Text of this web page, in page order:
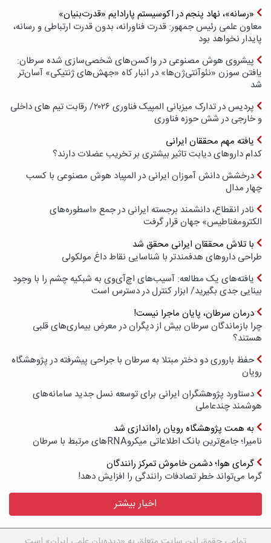
«رسانه»، نهاد پنجم در اکوسیستم پارادایم «قدرت‌بنیان»
معاون علمی رئیس جمهور: قدرت فناورانه، بدون قدرت ارتباطی و رسانه،
پایدار نخواهد بود
پیشروی هوش مصنوعی در واکسن‌های شخصی‌سازی شده سرطان:
یافتن سوزن «نئوآنتی‌ژن‌ها» در انبار کاه «جهش‌های ژنتیکی» آسان‌تر
شد
پردیس در تدارک میزبانی المپیک فناوری ۲۰۲۶/ رقابت تیم های داخلی
و خارجی در شش حوزه فناوری
یافته مهم محققان ایرانی
کدام داروهای دیابت تاثیر بیشتری بر تخریب عضلات دارند؟
درخشش دانش آموزان ایرانی در المپیاد هوش مصنوعی با کسب
چهار مدال
نادر انقطاع، دانشمند برجسته ایرانی در جمع «اسطوره‌های
الکترومغناطیس» جهان قرار گرفت
با تلاش محققان ایرانی محقق شد
طراحی داروهای هدفمندتر با شناسایی نقاط داغ مولکولی
یافته‌های یک مطالعه: آسیب‌های اچ‌آی‌وی به شبکیه چشم را با وجود
بینایی جدی بگیرید/ ابزار کنترل در دسترس است
درمان سرطان، پایان ماجرا نیست!
چرا بازماندگان سرطان بیش از دیگران در معرض بیماری‌های قلبی
هستند؟
حفظ باروری دو دختر مبتلا به سرطان با جراحی پیشرفته در پژوهشگاه
رویان
دستاورد پژوهشگران ایرانی برای توسعه نسل جدید سامانه‌های
هوشمند چندعاملی
به همت پژوهشگاه رویان راه‌اندازی شد
نامیرا؛ جامع‌ترین بانک اطلاعاتی میکروRNAهای مرتبط با سرطان
گرمای هوا؛ دشمن خاموش تمرکز رانندگان
گرما می‌تواند خطر تصادفات رانندگی را افزایش دهد!
اخبار بیشتر